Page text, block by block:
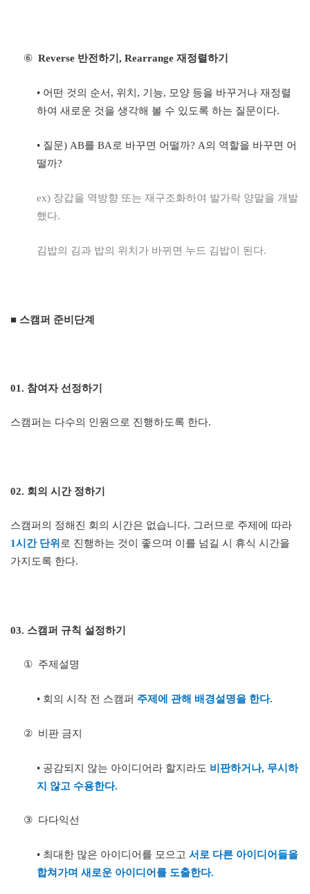
⑥ Reverse 반전하기 , Rearrange 재정렬하기
• 어떤 것의 순서 , 위치 , 기능, 모양 등을 바꾸거나 재정렬
하여 새로운 것을 생각해 볼 수 있도록 하는 질문이다.
• 질문) AB를 BA로 바꾸면 어떨까? A의 역할을 바꾸면 어
떨까?
ex) 장갑을 역방향 또는 재구조화하여 발가락 양말을 개발
했다.
김밥의 김과 밥의 위치가 바뀌면 누드 김밥이 된다.
■ 스캠퍼 준비단계
01. 참여자 선정하기
스캠퍼는 다수의 인원으로 진행하도록 한다.
02. 회의 시간 정하기
스캠퍼의 정해진 회의 시간은 없습니다. 그러므로 주제에 따라
1시간 단위 로 진행하는 것이 좋으며 이를 넘길 시 휴식 시간을
가지도록 한다.
03. 스캠퍼 규칙 설정하기
① 주제설명
• 회의 시작 전 스캠퍼 주제에 관해 배경설명을 한다.
② 비판 금지
• 공감되지 않는 아이디어라 할지라도 비판하거나, 무시하
지 않고 수용한다.
③ 다다익선
• 최대한 많은 아이디어를 모으고 서로 다른 아이디어들을
합쳐가며 새로운 아이디어를 도출한다.